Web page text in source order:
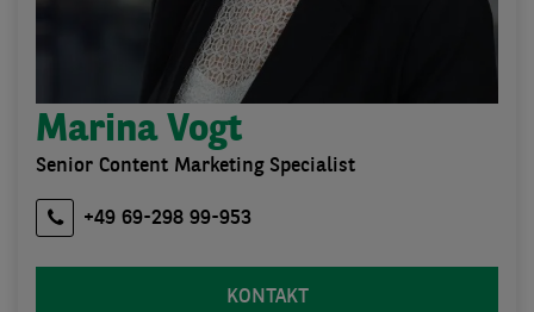
Marina Vogt
Senior Content Marketing Specialist
+49 69-298 99-953
KONTAKT